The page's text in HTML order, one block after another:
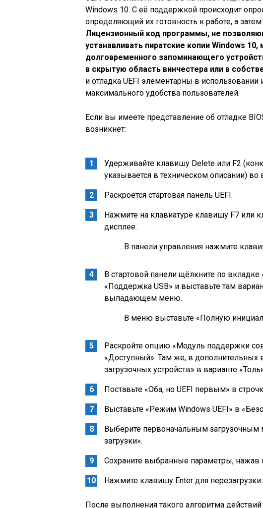
Windows 10. С её поддержкой происходит
определяющий их готовность к работе, а
Лицензионный код программы, не
устанавливать пиратские копии Windows
долговременного запоминающего
в скрытую область винчестера или в
и отладка UEFI элементарны в
максимального удобства пользователей.
Если вы имеете представление об отладке
возникнет:
Удерживайте клавишу Delete или F2
указывается в техническом описании)
Раскроется стартовая панель UEFI.
Нажмите на клавиатуре клавишу F7 или
дисплее.
В панели управления нажмите
В стартовой панели щёлкните по
«Поддержка USB» и выставьте там
выпадающем меню.
В меню выставьте «Полную
Раскройте опцию «Модуль поддержки
«Доступный». Там же, в дополнительных
загрузочных устройств» в варианте
Поставьте «Оба, но UEFI первым» в
Выставьте «Режим Windows UEFI» в
Выберите первоначальным
загрузки».
Сохраните выбранные параметры, нажав
Нажмите клавишу Enter для перезагрузки.
После выполнения такого алгоритма